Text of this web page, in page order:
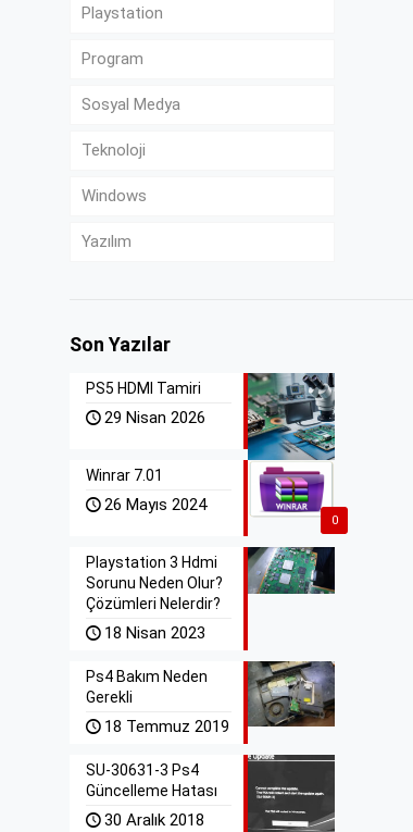
Playstation
Program
Sosyal Medya
Teknoloji
Windows
Yazılım
Son Yazılar
PS5 HDMI Tamiri
29 Nisan 2026
0
Winrar 7.01
26 Mayıs 2024
Playstation 3 Hdmi
Sorunu Neden Olur?
Çözümleri Nelerdir?
18 Nisan 2023
Ps4 Bakım Neden
Gerekli
18 Temmuz 2019
SU-30631-3 Ps4
Güncelleme Hatası
30 Aralık 2018